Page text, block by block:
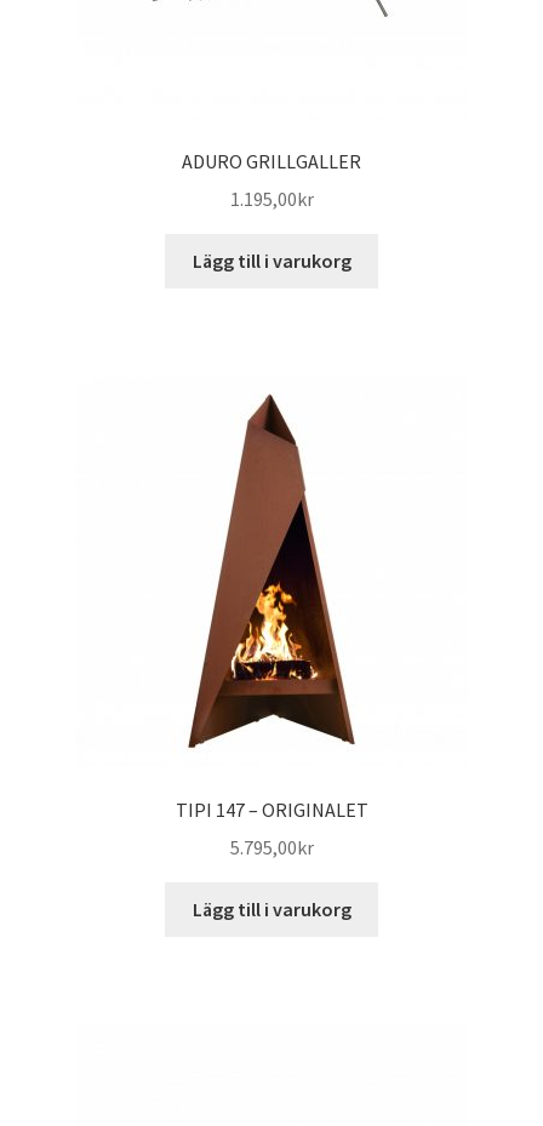
ADURO GRILLGALLER
1.195,00kr
Lägg till i varukorg
TIPI 147 – ORIGINALET
5.795,00kr
Lägg till i varukorg